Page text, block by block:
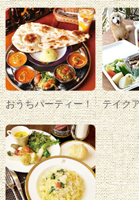
おうちパーティー！ テイク